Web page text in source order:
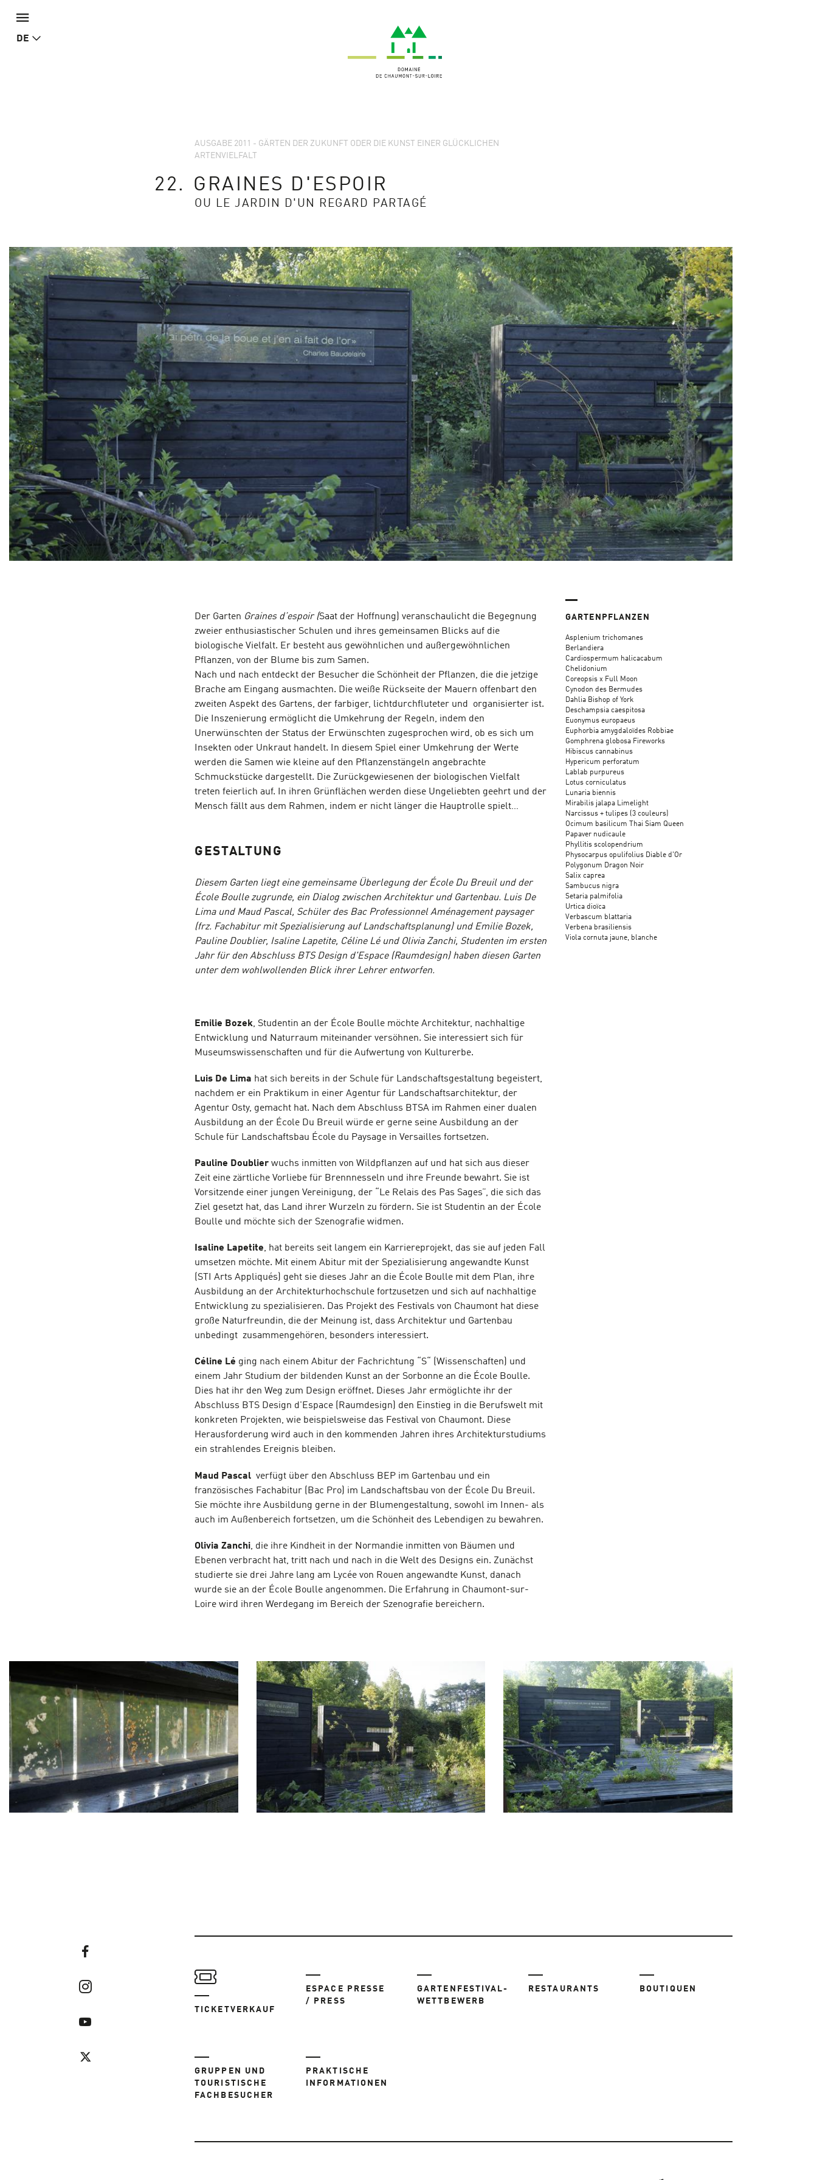
DE
AUSGABE 2011 - GÄRTEN DER ZUKUNFT ODER DIE KUNST EINER GLÜCKLICHEN
ARTENVIELFALT
22. GRAINES D'ESPOIR
OU LE JARDIN D'UN REGARD PARTAGÉ
Der Garten Graines d’espoir (Saat der Hoffnung) veranschaulicht die Begegnung
zweier enthusiastischer Schulen und ihres gemeinsamen Blicks auf die
biologische Vielfalt. Er besteht aus gewöhnlichen und außergewöhnlichen
Pflanzen, von der Blume bis zum Samen.
Nach und nach entdeckt der Besucher die Schönheit der Pflanzen, die die jetzige
Brache am Eingang ausmachten. Die weiße Rückseite der Mauern offenbart den
zweiten Aspekt des Gartens, der farbiger, lichtdurchfluteter und organisierter ist.
Die Inszenierung ermöglicht die Umkehrung der Regeln, indem den
Unerwünschten der Status der Erwünschten zugesprochen wird, ob es sich um
Insekten oder Unkraut handelt. In diesem Spiel einer Umkehrung der Werte
werden die Samen wie kleine auf den Pflanzenstängeln angebrachte
Schmuckstücke dargestellt. Die Zurückgewiesenen der biologischen Vielfalt
treten feierlich auf. In ihren Grünflächen werden diese Ungeliebten geehrt und der
Mensch fällt aus dem Rahmen, indem er nicht länger die Hauptrolle spielt…
GESTALTUNG
Diesem Garten liegt eine gemeinsame Überlegung der École Du Breuil und der
École Boulle zugrunde, ein Dialog zwischen Architektur und Gartenbau. Luis De
Lima und Maud Pascal, Schüler des Bac Professionnel Aménagement paysager
(frz. Fachabitur mit Spezialisierung auf Landschaftsplanung) und Emilie Bozek,
Pauline Doublier, Isaline Lapetite, Céline Lé und Olivia Zanchi, Studenten im ersten
Jahr für den Abschluss BTS Design d'Espace (Raumdesign) haben diesen Garten
unter dem wohlwollenden Blick ihrer Lehrer entworfen.
Emilie Bozek, Studentin an der École Boulle möchte Architektur, nachhaltige
Entwicklung und Naturraum miteinander versöhnen. Sie interessiert sich für
Museumswissenschaften und für die Aufwertung von Kulturerbe.
Luis De Lima hat sich bereits in der Schule für Landschaftsgestaltung begeistert,
nachdem er ein Praktikum in einer Agentur für Landschaftsarchitektur, der
Agentur Osty, gemacht hat. Nach dem Abschluss BTSA im Rahmen einer dualen
Ausbildung an der École Du Breuil würde er gerne seine Ausbildung an der
Schule für Landschaftsbau École du Paysage in Versailles fortsetzen.
Pauline Doublier wuchs inmitten von Wildpflanzen auf und hat sich aus dieser
Zeit eine zärtliche Vorliebe für Brennnesseln und ihre Freunde bewahrt. Sie ist
Vorsitzende einer jungen Vereinigung, der “Le Relais des Pas Sages”, die sich das
Ziel gesetzt hat, das Land ihrer Wurzeln zu fördern. Sie ist Studentin an der École
Boulle und möchte sich der Szenografie widmen.
Isaline Lapetite, hat bereits seit langem ein Karriereprojekt, das sie auf jeden Fall
umsetzen möchte. Mit einem Abitur mit der Spezialisierung angewandte Kunst
(STI Arts Appliqués) geht sie dieses Jahr an die École Boulle mit dem Plan, ihre
Ausbildung an der Architekturhochschule fortzusetzen und sich auf nachhaltige
Entwicklung zu spezialisieren. Das Projekt des Festivals von Chaumont hat diese
große Naturfreundin, die der Meinung ist, dass Architektur und Gartenbau
unbedingt zusammengehören, besonders interessiert.
Céline Lé ging nach einem Abitur der Fachrichtung “S“ (Wissenschaften) und
einem Jahr Studium der bildenden Kunst an der Sorbonne an die École Boulle.
Dies hat ihr den Weg zum Design eröffnet. Dieses Jahr ermöglichte ihr der
Abschluss BTS Design d'Espace (Raumdesign) den Einstieg in die Berufswelt mit
konkreten Projekten, wie beispielsweise das Festival von Chaumont. Diese
Herausforderung wird auch in den kommenden Jahren ihres Architekturstudiums
ein strahlendes Ereignis bleiben.
Maud Pascal verfügt über den Abschluss BEP im Gartenbau und ein
französisches Fachabitur (Bac Pro) im Landschaftsbau von der École Du Breuil.
Sie möchte ihre Ausbildung gerne in der Blumengestaltung, sowohl im Innen- als
auch im Außenbereich fortsetzen, um die Schönheit des Lebendigen zu bewahren.
Olivia Zanchi, die ihre Kindheit in der Normandie inmitten von Bäumen und
Ebenen verbracht hat, tritt nach und nach in die Welt des Designs ein. Zunächst
studierte sie drei Jahre lang am Lycée von Rouen angewandte Kunst, danach
wurde sie an der École Boulle angenommen. Die Erfahrung in Chaumont-sur-
Loire wird ihren Werdegang im Bereich der Szenografie bereichern.
GARTENPFLANZEN
Asplenium trichomanes
Berlandiera
Cardiospermum halicacabum
Chelidonium
Coreopsis x Full Moon
Cynodon des Bermudes
Dahlia Bishop of York
Deschampsia caespitosa
Euonymus europaeus
Euphorbia amygdaloïdes Robbiae
Gomphrena globosa Fireworks
Hibiscus cannabinus
Hypericum perforatum
Lablab purpureus
Lotus corniculatus
Lunaria biennis
Mirabilis jalapa Limelight
Narcissus + tulipes (3 couleurs)
Ocimum basilicum Thai Siam Queen
Papaver nudicaule
Phyllitis scolopendrium
Physocarpus opulifolius Diable d'Or
Polygonum Dragon Noir
Salix caprea
Sambucus nigra
Setaria palmifolia
Urtica dioïca
Verbascum blattaria
Verbena brasiliensis
Viola cornuta jaune, blanche
TICKETVERKAUF
ESPACE PRESSE
/ PRESS
GARTENFESTIVAL-
WETTBEWERB
RESTAURANTS BOUTIQUEN
GRUPPEN UND
TOURISTISCHE
FACHBESUCHER
PRAKTISCHE
INFORMATIONEN